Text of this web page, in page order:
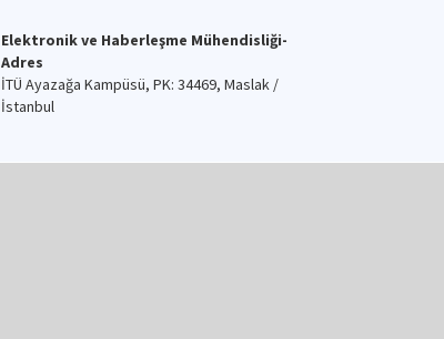
Elektronik ve Haberleşme Mühendisliği-
Adres
İTÜ Ayazağa Kampüsü, PK: 34469, Maslak /
İstanbul